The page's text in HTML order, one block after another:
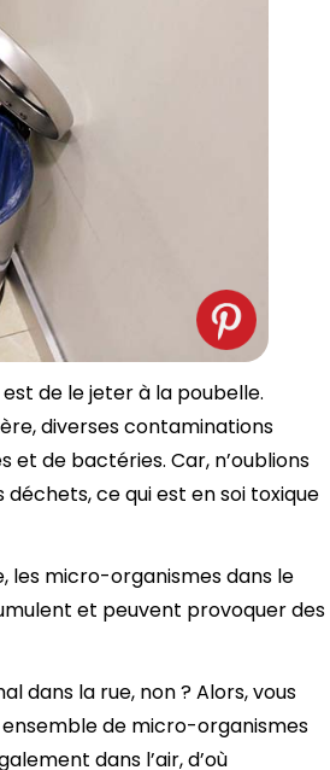
de le jeter à la poubelle.
diverses contaminations
et de bactéries. Car, n’oublions
ce qui est en soi toxique
les micro-organismes dans le
et peuvent provoquer des
dans la rue, non ? Alors, vous
de micro-organismes
dans l’air, d’où